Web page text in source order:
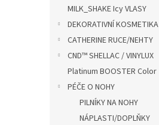
MILK_SHAKE Icy VLASY
DEKORATIVNÍ KOSMETIKA
CATHERINE RUCE/NEHTY
CND™ SHELLAC / VINYLUX
Platinum BOOSTER Color
PÉČE O NOHY
PILNÍKY NA NOHY
NÁPLASTI/DOPLŇKY